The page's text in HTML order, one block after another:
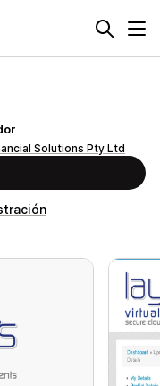
Solutions Pty Ltd